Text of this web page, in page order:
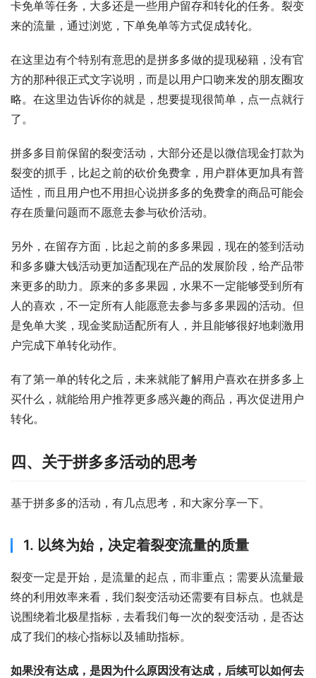
卡免单等任务，大多还是一些用户留存和转化的任务。裂变
来的流量，通过浏览，下单免单等方式促成转化。
在这里边有个特别有意思的是拼多多做的提现秘籍，没有官
方的那种很正式文字说明，而是以用户口吻来发的朋友圈攻
略。在这里边告诉你的就是，想要提现很简单，点一点就行
了。
拼多多目前保留的裂变活动，大部分还是以微信现金打款为
裂变的抓手，比起之前的砍价免费拿，用户群体更加具有普
适性，而且用户也不用担心说拼多多的免费拿的商品可能会
存在质量问题而不愿意去参与砍价活动。
另外，在留存方面，比起之前的多多果园，现在的签到活动
和多多赚大钱活动更加适配现在产品的发展阶段，给产品带
来更多的助力。原来的多多果园，水果不一定能够受到所有
人的喜欢，不一定所有人能愿意去参与多多果园的活动。但
是免单大奖，现金奖励适配所有人，并且能够很好地刺激用
户完成下单转化动作。
有了第一单的转化之后，未来就能了解用户喜欢在拼多多上
买什么，就能给用户推荐更多感兴趣的商品，再次促进用户
转化。
四、关于拼多多活动的思考
基于拼多多的活动，有几点思考，和大家分享一下。
1. 以终为始，决定着裂变流量的质量
裂变一定是开始，是流量的起点，而非重点；需要从流量最
终的利用效率来看，我们裂变活动还需要有目标点。也就是
说围绕着北极星指标，去看我们每一次的裂变活动，是否达
成了我们的核心指标以及辅助指标。
如果没有达成，是因为什么原因没有达成，后续可以如何去